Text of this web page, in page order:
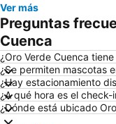
Ver más
Preguntas
Cuenca
¿Oro Verde Cuenca
¿Se permiten mascotas
¿Hay estacionamiento
¿A qué hora es el
¿Dónde está ubicado